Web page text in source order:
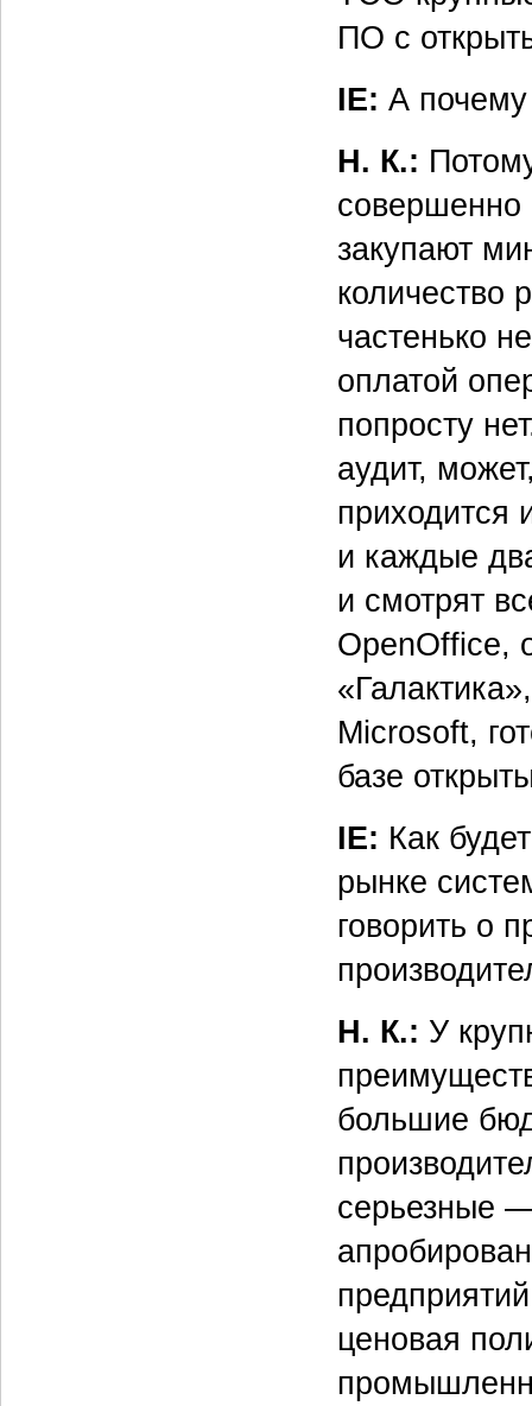
ПО с
IE: А
Н. К.:
совершенно
закупают
количество
частенько
оплатой
попросту
аудит,
приходится
и каждые
и смотрят
OpenOffice,
Microsoft,
базе
IE: Как
рынке
говорить о
Н. К.: У
большие
серьезные
ценовая